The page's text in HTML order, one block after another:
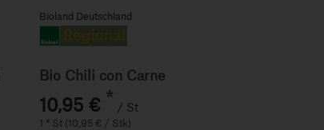
Bioland Deutschland
Bio Chili con Carne
10,95 € * / St
1 * St (10,95 € / Stk)